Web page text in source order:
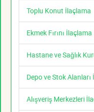
Toplu Konut İlaçlama
Ekmek Fırını İlaçlama
Hastane ve Sağlık
Depo ve Stok
Alışveriş Merkezleri